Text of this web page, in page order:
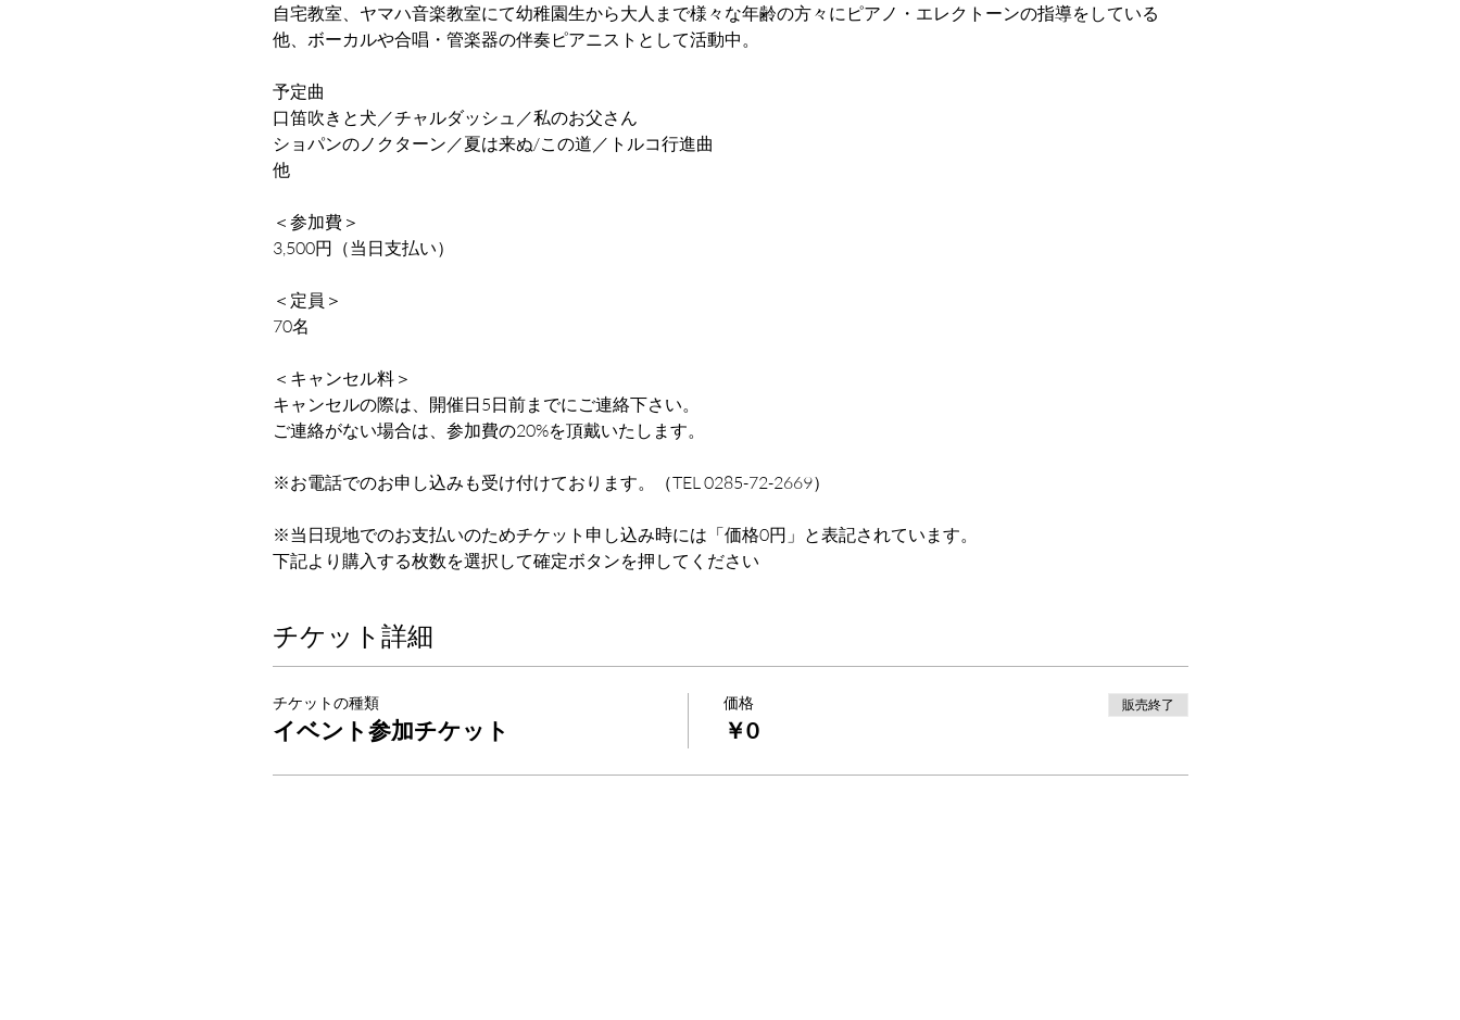
自宅教室、ヤマハ音楽教室にて幼稚園生から大人まで様々な年齢の方々にピアノ・エレクトーンの指導をしている
他、ボーカルや合唱・管楽器の伴奏ピアニストとして活動中。
予定曲
口笛吹きと犬／チャルダッシュ／私のお父さん
ショパンのノクターン／夏は来ぬ/この道／トルコ行進曲
他
＜参加費＞
3,500円（当日支払い）
＜定員＞
70名
＜キャンセル料＞
キャンセルの際は、開催日5日前までにご連絡下さい。
ご連絡がない場合は、参加費の20%を頂戴いたします。
※お電話でのお申し込みも受け付けております。（TEL 0285-72-2669）
※当日現地でのお支払いのためチケット申し込み時には「価格0円」と表記されています。
下記より購入する枚数を選択して確定ボタンを押してください
チケット詳細
チケットの種類
イベント参加チケット
価格
￥0
販売終了